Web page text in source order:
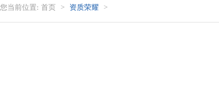
您当前位置: 首页 > 资质荣耀 >